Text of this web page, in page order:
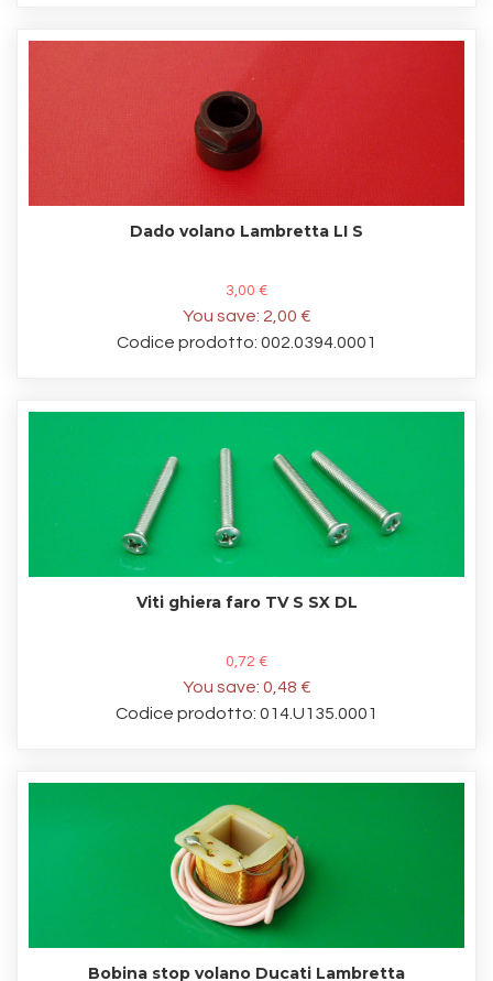
Dado volano Lambretta LI S
3,00 €
You save: 2,00 €
Codice prodotto: 002.0394.0001
Viti ghiera faro TV S SX DL
0,72 €
You save: 0,48 €
Codice prodotto: 014.U135.0001
Bobina stop volano Ducati Lambretta